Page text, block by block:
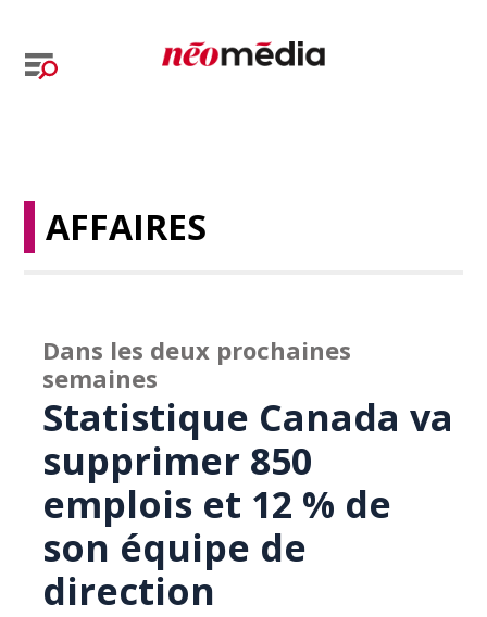
AFFAIRES
Dans les deux prochaines
semaines
Statistique Canada va
supprimer 850
emplois et 12 % de
son équipe de
direction